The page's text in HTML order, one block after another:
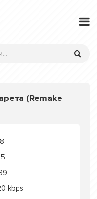
(Remake
kbps